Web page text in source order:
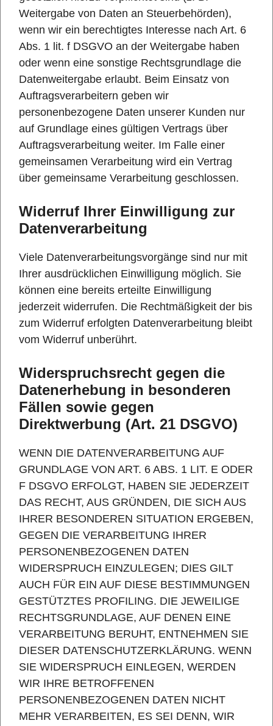
Weitergabe von Daten an Steuerbehörden),
wenn wir ein berechtigtes Interesse nach Art. 6
Abs. 1 lit. f DSGVO an der Weitergabe haben
oder wenn eine sonstige Rechtsgrundlage die
Datenweitergabe erlaubt. Beim Einsatz von
Auftragsverarbeitern geben wir
personenbezogene Daten unserer Kunden nur
auf Grundlage eines gültigen Vertrags über
Auftragsverarbeitung weiter. Im Falle einer
gemeinsamen Verarbeitung wird ein Vertrag
über gemeinsame Verarbeitung geschlossen.
Widerruf Ihrer Einwilligung zur
Datenverarbeitung
Viele Datenverarbeitungsvorgänge sind nur mit
Ihrer ausdrücklichen Einwilligung möglich. Sie
können eine bereits erteilte Einwilligung
jederzeit widerrufen. Die Rechtmäßigkeit der bis
zum Widerruf erfolgten Datenverarbeitung bleibt
vom Widerruf unberührt.
Widerspruchsrecht gegen die
Datenerhebung in besonderen
Fällen sowie gegen
Direktwerbung (Art. 21 DSGVO)
WENN DIE DATENVERARBEITUNG AUF
GRUNDLAGE VON ART. 6 ABS. 1 LIT. E ODER
F DSGVO ERFOLGT, HABEN SIE JEDERZEIT
DAS RECHT, AUS GRÜNDEN, DIE SICH AUS
IHRER BESONDEREN SITUATION ERGEBEN,
GEGEN DIE VERARBEITUNG IHRER
PERSONENBEZOGENEN DATEN
WIDERSPRUCH EINZULEGEN; DIES GILT
AUCH FÜR EIN AUF DIESE BESTIMMUNGEN
GESTÜTZTES PROFILING. DIE JEWEILIGE
RECHTSGRUNDLAGE, AUF DENEN EINE
VERARBEITUNG BERUHT, ENTNEHMEN SIE
DIESER DATENSCHUTZERKLÄRUNG. WENN
SIE WIDERSPRUCH EINLEGEN, WERDEN
WIR IHRE BETROFFENEN
PERSONENBEZOGENEN DATEN NICHT
MEHR VERARBEITEN, ES SEI DENN, WIR